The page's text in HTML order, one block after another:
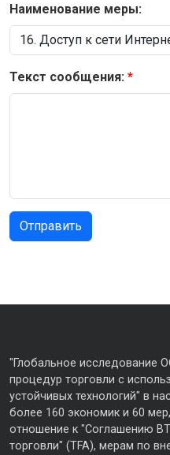
Наименование меры:
Текст сообщения:
"Глобальное исследование
процедур торговли с
устойчивых технологий" в
более 160 экономик и 60
отношение к "Соглашению
торговли" (TFA), мерам по